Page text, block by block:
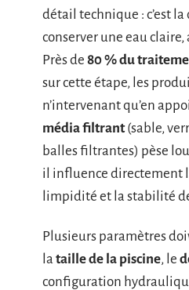
détail technique : c’est
conserver une eau claire,
Près de 80 % du
sur cette étape, les
n’intervenant qu’en
média filtrant(sable,
balles filtrantes) pèse
il influence directement
limpidité et la stabilité
Plusieurs paramètres
la taille de la piscine, le
configuration